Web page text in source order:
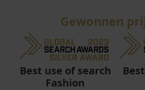
Gewonnen
Best use of search
Fashion